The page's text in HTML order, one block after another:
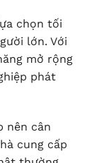
chọn tối
lớn. Với
mở rộng
phát
nên cân
cung cấp